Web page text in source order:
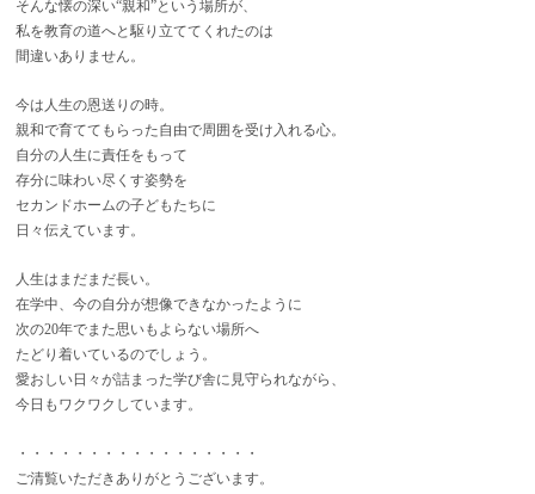
そんな懐の深い“親和”という場所が、
私を教育の道へと駆り立ててくれたのは
間違いありません。
今は人生の恩送りの時。
親和で育ててもらった自由で周囲を受け入れる心。
自分の人生に責任をもって
存分に味わい尽くす姿勢を
セカンドホームの子どもたちに
日々伝えています。
人生はまだまだ長い。
在学中、今の自分が想像できなかったように
次の20年でまた思いもよらない場所へ
たどり着いているのでしょう。
愛おしい日々が詰まった学び舎に見守られながら、
今日もワクワクしています。
・・・・・・・・・・・・・・・・・
ご清覧いただきありがとうございます。